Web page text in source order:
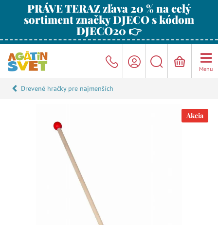
PRÁVE TERAZ zľava 20 % na celý
sortiment značky DJECO s kódom
DJECO20 👉
Menu
Drevené hračky pre najmenších
Akcia